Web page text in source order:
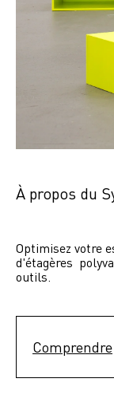
À propos du
Optimisez votre
d'étagères
outils.
Comprendre